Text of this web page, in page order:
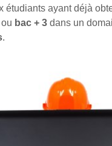
étudiants ayant déjà
bac + 3dans un
.